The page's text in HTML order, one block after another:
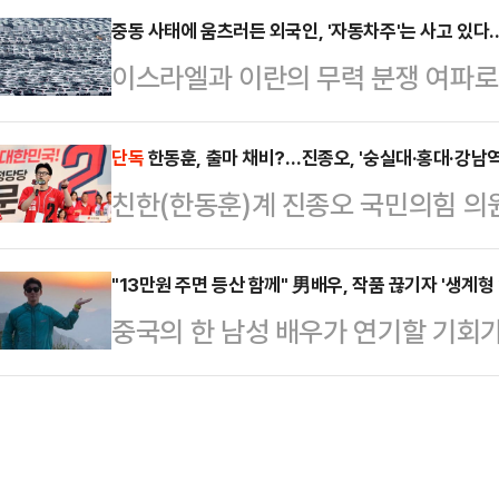
재 상황을 '일장일단'(一長一短·장
뜻)으로 보고 출마를 독려하는 분
정성국 국민의힘 의원은 지…
24년 연속 1위 자리를 내주지 않았
는 '삼성의 위기감'이 한편으론 낯
33년간 유지해 온 D램 점유율 1위
니다. 고대역폭메모리(HBM)를 중
닉스가 삼성전자를 앞지른 것입니
잃은 만큼 재차 1위 자…
중동 사태에 움츠러든 외국인, '자동차주'는 사고 있
이스라엘과 이란의 무력 분쟁 여파
운데 자동차 관련 종목들은 꾸준히
발 관세 리스크가 정점을 지나고 있
높은 배당률 등이 영향을 미치고
면, 외국인 투자자는 중동 사태가
매도 우위를 보였다. 다만 같은 기
고 현대모비스 주가는 5.27% 올
와 현대차(671…
단독한동훈, 출마 채비?…진종오, '숭실대·홍대·강남
친한(한동훈)계 진종오 국민의힘
대·홍대·강남역을 찾아 청년 당원
을 위한 물밑 움직임이 속도를 내
결과, 진종오 의원은 청년당원들과
강남역에서 당원 가입 독려 행사를
"13만원 주면 등산 함께" 男배우, 작품 끊기자 '생계
중국의 한 남성 배우가 연기할 기회
계형 아르바이트에 나서 화제다.16